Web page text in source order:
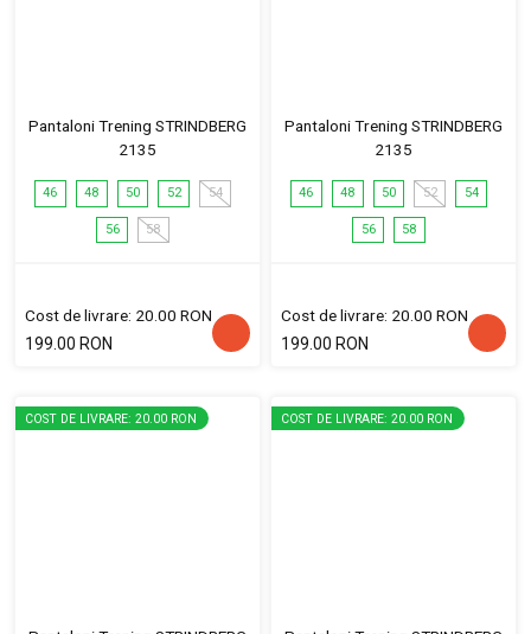
Pantaloni Trening STRINDBERG
2135
46 48 50 52 54
56 58
Cost de livrare: 20.00 RON
199.00 RON
Pantaloni Trening STRINDBERG
2135
46 48 50 52 54
56 58
Cost de livrare: 20.00 RON
199.00 RON
COST DE LIVRARE: 20.00 RON COST DE LIVRARE: 20.00 RON